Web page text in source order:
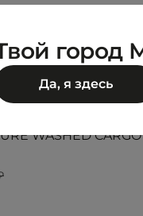
WASHED CARGO
город
Да, я здесь